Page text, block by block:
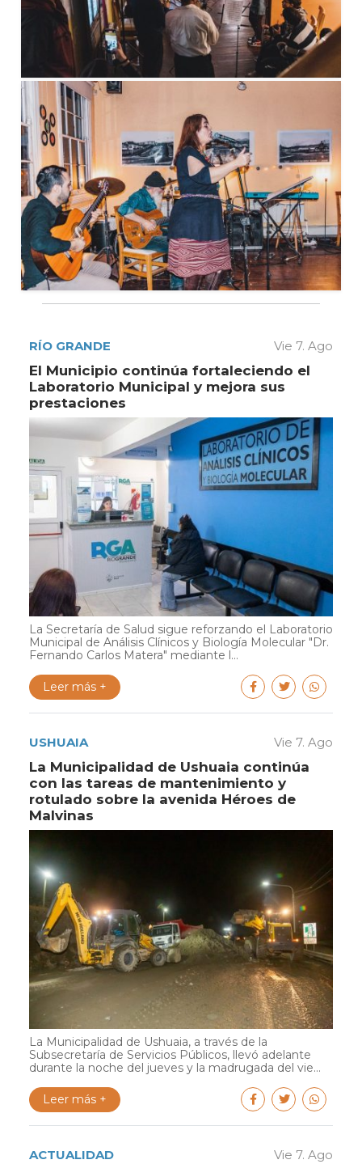
RÍO GRANDE Vie 7. Ago
El Municipio continúa fortaleciendo el
Laboratorio Municipal y mejora sus
prestaciones
La Secretaría de Salud sigue reforzando el Laboratorio
Municipal de Análisis Clínicos y Biología Molecular "Dr.
Fernando Carlos Matera" mediante l...
Leer más +
USHUAIA Vie 7. Ago
La Municipalidad de Ushuaia continúa
con las tareas de mantenimiento y
rotulado sobre la avenida Héroes de
Malvinas
La Municipalidad de Ushuaia, a través de la
Subsecretaría de Servicios Públicos, llevó adelante
durante la noche del jueves y la madrugada del vie...
Leer más +
ACTUALIDAD Vie 7. Ago